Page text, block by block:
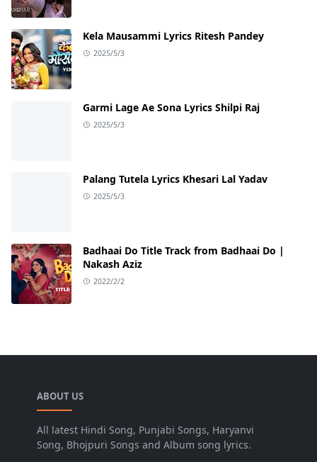
Kela Mausammi Lyrics Ritesh Pandey
2025/5/3
Garmi Lage Ae Sona Lyrics Shilpi Raj
2025/5/3
Palang Tutela Lyrics Khesari Lal Yadav
2025/5/3
Badhaai Do Title Track from Badhaai Do |
Nakash Aziz
2022/2/2
ABOUT US
All latest Hindi Song, Punjabi Songs, Haryanvi
Song, Bhojpuri Songs and Album song lyrics.